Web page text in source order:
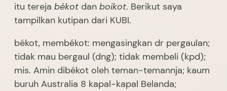
itu tereja békot dan boikot. Berikut saya
tampilkan kutipan dari KUBI.
békot, membékot: mengasingkan dr pergaulan;
tidak mau bergaul (dng); tidak membeli (kpd);
mis. Amin dibékot oleh teman-temannja; kaum
buruh Australia 8 kapal-kapal Belanda;